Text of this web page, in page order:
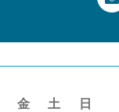
金 土 日